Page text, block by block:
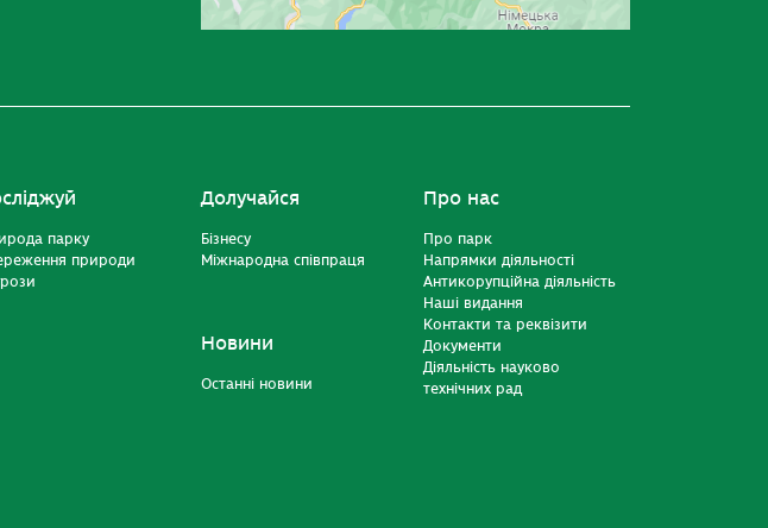
парку
природи
Долучайся
Бізнесу
Міжнародна співпраця
Новини
Останні новини
Про нас
Про парк
Напрямки діяльності
Антикорупційна діяльність
Наші видання
Контакти та реквізити
Документи
Діяльність науково
технічних рад